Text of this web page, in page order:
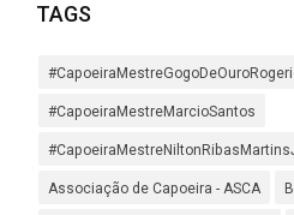
TAGS
#CapoeiraMestreMarcioSantos
Associação de Capoeira - ASCA